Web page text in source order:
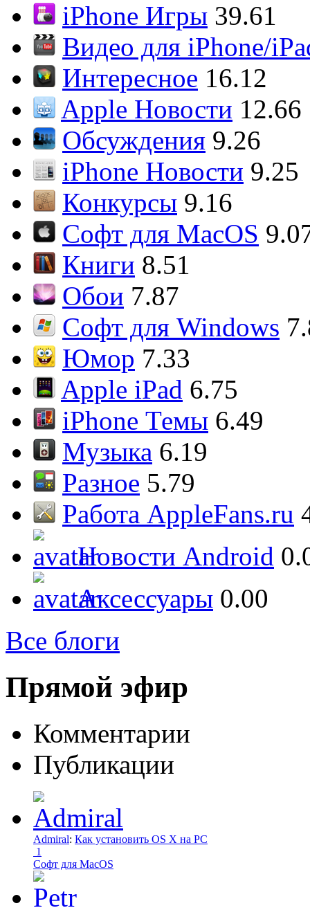
iPhone Игры 39.61
Видео для iPhone/
Интересное 16.12
Apple Новости 12.66
Обсуждения 9.26
iPhone Новости 9.25
Конкурсы 9.16
Софт для MacOS
Книги 8.51
Обои 7.87
Софт для Windows
Юмор 7.33
Apple iPad 6.75
iPhone Темы 6.49
Музыка 6.19
Разное 5.79
Работа AppleFans.ru
Новости Android
Аксессуары 0.00
Все блоги
Прямой эфир
Комментарии
Публикации
Admiral: Как установить OS X на PC
1
Софт для MacOS